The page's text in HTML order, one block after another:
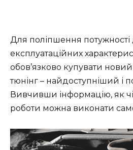
Для поліпшення потужності
експлуатаційних
обов’язково купувати новий
тюнінг – найдоступніший і
Вивчивши інформацію, як
роботи можна виконати